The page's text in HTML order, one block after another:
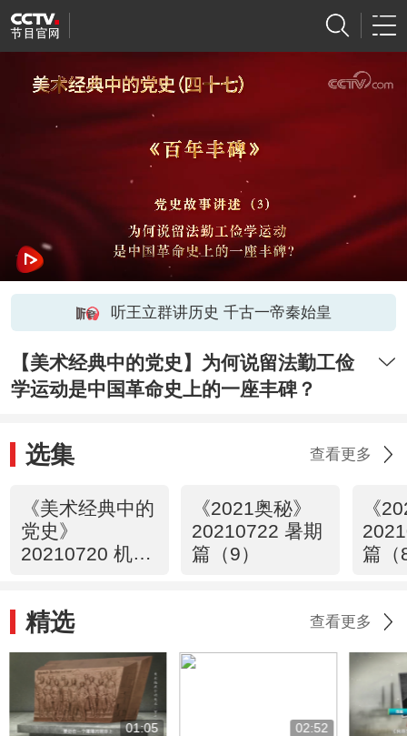
听王立群讲历史 千古一帝秦始皇
【美术经典中的党史】为何说留法勤工俭
学运动是中国革命史上的一座丰碑？
选集 查看更多
《美术经典中的
党史》
20210720 机车
《2021奥秘》
20210722 暑期
篇（9）
《
篇（
精选 查看更多
01:05 02:52